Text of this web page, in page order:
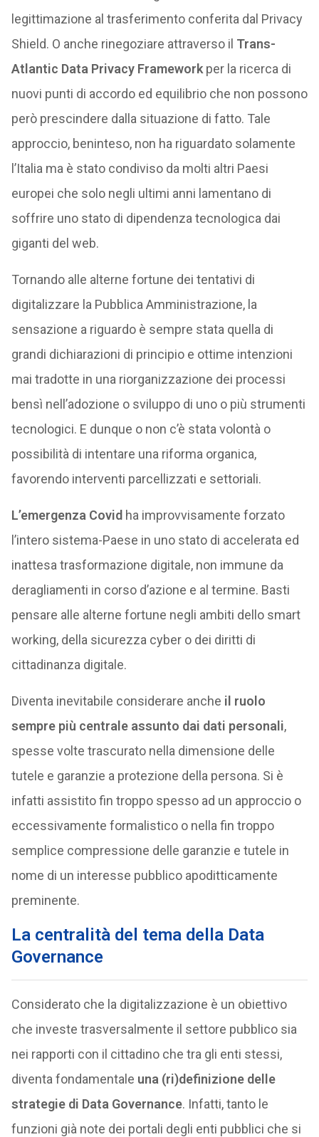
legittimazione al trasferimento conferita dal Privacy
Shield. O anche rinegoziare attraverso il Trans-
Atlantic Data Privacy Frameworkper la ricerca di
nuovi punti di accordo ed equilibrio che non possono
però prescindere dalla situazione di fatto. Tale
approccio, beninteso, non ha riguardato solamente
l’Italia ma è stato condiviso da molti altri Paesi
europei che solo negli ultimi anni lamentano di
soffrire uno stato di dipendenza tecnologica dai
giganti del web.
Tornando alle alterne fortune dei tentativi di
digitalizzare la Pubblica Amministrazione, la
sensazione a riguardo è sempre stata quella di
grandi dichiarazioni di principio e ottime intenzioni
mai tradotte in una riorganizzazione dei processi
bensì nell’adozione o sviluppo di uno o più strumenti
tecnologici. E dunque o non c’è stata volontà o
possibilità di intentare una riforma organica,
favorendo interventi parcellizzati e settoriali.
L’emergenza Covid ha improvvisamente forzato
l’intero sistema-Paese in uno stato di accelerata ed
inattesa trasformazione digitale, non immune da
deragliamenti in corso d’azione e al termine. Basti
pensare alle alterne fortune negli ambiti dello smart
working, della sicurezza cyber o dei diritti di
cittadinanza digitale.
Diventa inevitabile considerare anche il ruolo
sempre più centrale assunto dai dati personali,
spesse volte trascurato nella dimensione delle
tutele e garanzie a protezione della persona. Si è
infatti assistito fin troppo spesso ad un approccio o
eccessivamente formalistico o nella fin troppo
semplice compressione delle garanzie e tutele in
nome di un interesse pubblico apoditticamente
preminente.
La centralità del tema della Data
Governance
Considerato che la digitalizzazione è un obiettivo
che investe trasversalmente il settore pubblico sia
nei rapporti con il cittadino che tra gli enti stessi,
diventa fondamentale una (ri)definizione delle
strategie di Data Governance. Infatti, tanto le
funzioni già note dei portali degli enti pubblici che si